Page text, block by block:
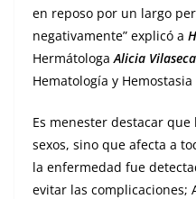
en reposo por un largo
negativamente” explicó a
HermátologaAlicia Vilaseca
Hematología y
Es menester destacar
sexos, sino que afecta a
la enfermedad fue
evitar las complicaciones;